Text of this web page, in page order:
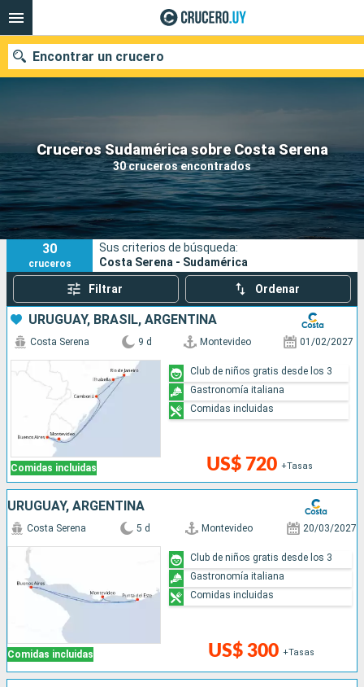
Cruceros Sudamérica sobre Costa Serena
30 cruceros encontrados
Encontrar un crucero
Nuestros destinos
Fecha de salida
Puertos Compañías
Buscar
30
cruceros
Sus criterios de búsqueda:
Costa Serena - Sudamérica
Filtrar Ordenar
URUGUAY, BRASIL, ARGENTINA
Comidas incluidas
Costa Serena 9 d Montevideo 01/02/2027
US$ 720 +Tasas
Club de niños gratis desde los 3
Gastronomía italiana
Comidas incluidas
URUGUAY, ARGENTINA
Comidas incluidas
Costa Serena 5 d Montevideo 20/03/2027
US$ 300 +Tasas
Club de niños gratis desde los 3
Gastronomía italiana
Comidas incluidas